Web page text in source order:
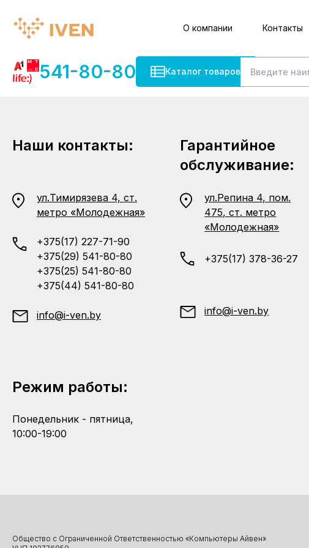
О компании Контакты
541-80-80 Каталог товаров
Наши контакты:
ул.Тимирязева 4, ст.
метро «Молодежная»
+375(17) 227-71-90
+375(29) 541-80-80
+375(25) 541-80-80
+375(44) 541-80-80
info@i-ven.by
Гарантийное
обслуживание:
ул.Репина 4, пом.
475, ст. метро
«Молодежная»
+375(17) 378-36-27
info@i-ven.by
Режим работы:
Понедельник - пятница,
10:00-19:00
Общество с Ограниченной Ответственностью «Компьютеры Айвен»